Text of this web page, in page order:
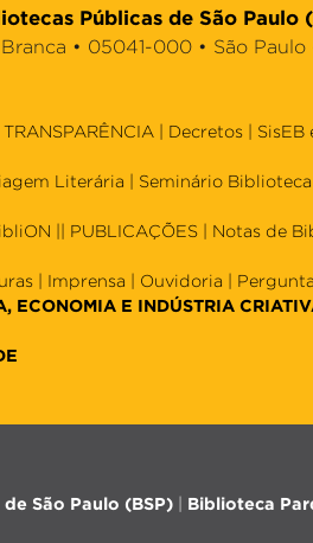
Públicas de São Paulo
• 05041-000 • São Paulo
TRANSPARÊNCIA | Decretos | SisEB
Literária | Seminário
|| PUBLICAÇÕES | Notas de
| Imprensa | Ouvidoria |
ECONOMIA E INDÚSTRIA
São Paulo (BSP) | Biblioteca